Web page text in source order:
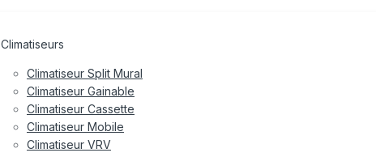
Climatiseurs
Climatiseur Split Mural
Climatiseur Gainable
Climatiseur Cassette
Climatiseur Mobile
Climatiseur VRV